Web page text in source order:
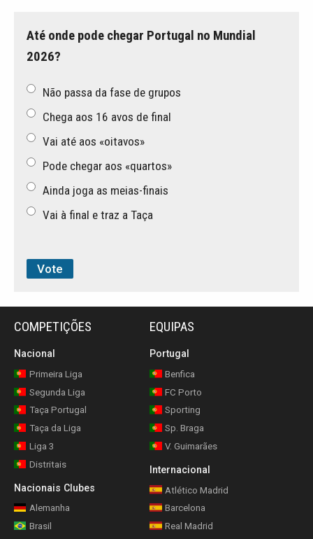
Até onde pode chegar Portugal no Mundial
2026?
Não passa da fase de grupos
Chega aos 16 avos de final
Vai até aos «oitavos»
Pode chegar aos «quartos»
Ainda joga as meias-finais
Vai à final e traz a Taça
COMPETIÇÕES
Nacional
Primeira Liga
Segunda Liga
Taça Portugal
Taça da Liga
Liga 3
Distritais
Nacionais Clubes
Alemanha
Brasil
EQUIPAS
Portugal
Benfica
FC Porto
Sporting
Sp. Braga
V. Guimarães
Internacional
Atlético Madrid
Barcelona
Real Madrid